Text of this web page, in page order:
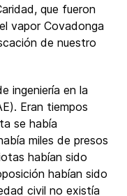
que fueron
vapor Covadonga
de nuestro
ingeniería en la
Eran tiempos
se había
miles de presos
habían sido
habían sido
civil no existía